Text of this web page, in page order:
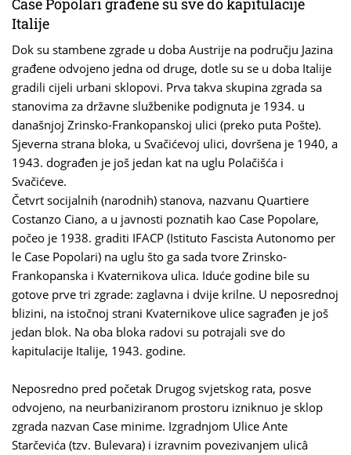
Case Popolari građene su sve do kapitulacije
Italije
Dok su stambene zgrade u doba Austrije na području Jazina
građene odvojeno jedna od druge, dotle su se u doba Italije
gradili cijeli urbani sklopovi. Prva takva skupina zgrada sa
stanovima za državne službenike podignuta je 1934. u
današnjoj Zrinsko-Frankopanskoj ulici (preko puta Pošte).
Sjeverna strana bloka, u Svačićevoj ulici, dovršena je 1940, a
1943. dograđen je još jedan kat na uglu Polačišća i
Svačićeve.
Četvrt socijalnih (narodnih) stanova, nazvanu Quartiere
Costanzo Ciano, a u javnosti poznatih kao Case Popolare,
počeo je 1938. graditi IFACP (Istituto Fascista Autonomo per
le Case Popolari) na uglu što ga sada tvore Zrinsko-
Frankopanska i Kvaternikova ulica. Iduće godine bile su
gotove prve tri zgrade: zaglavna i dvije krilne. U neposrednoj
blizini, na istočnoj strani Kvaternikove ulice sagrađen je još
jedan blok. Na oba bloka radovi su potrajali sve do
kapitulacije Italije, 1943. godine.
Neposredno pred početak Drugog svjetskog rata, posve
odvojeno, na neurbaniziranom prostoru izniknuo je sklop
zgrada nazvan Case minime. Izgradnjom Ulice Ante
Starčevića (tzv. Bulevara) i izravnim povezivanjem ulicâ